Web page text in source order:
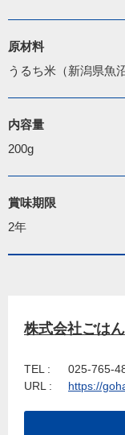
原材料
うるち米（新潟県魚
内容量
200g
賞味期限
2年
株式会社ごはん
TEL :
025-765-
URL :
https://